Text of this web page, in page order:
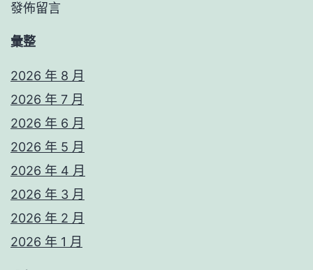
發佈留言
彙整
2026 年 8 月
2026 年 7 月
2026 年 6 月
2026 年 5 月
2026 年 4 月
2026 年 3 月
2026 年 2 月
2026 年 1 月